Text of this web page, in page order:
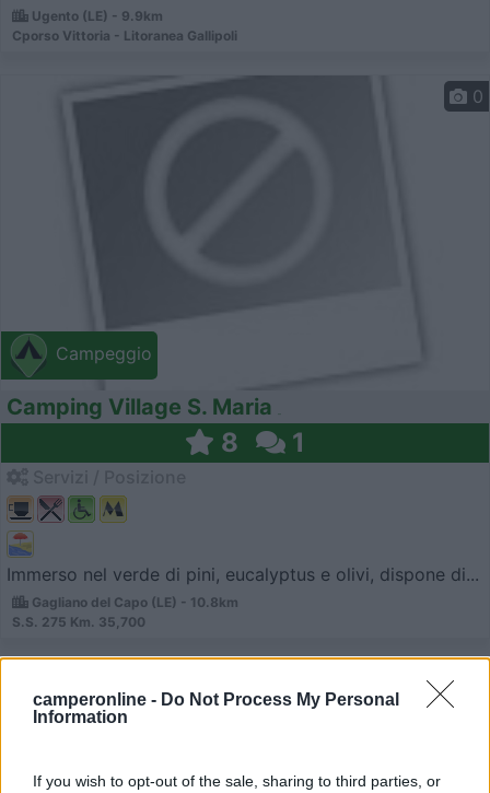
camperonline - Do Not Process My Personal
Information
If you wish to opt-out of the sale, sharing to third parties, or
Ugento (LE) - 9.9km
Cporso Vittoria - Litoranea Gallipoli
Campeggio
0
Camping Village S. Maria
8 1
Immerso nel verde di pini, eucalyptus e olivi, dispone di...
Gagliano del Capo (LE) - 10.8km
S.S. 275 Km. 35,700